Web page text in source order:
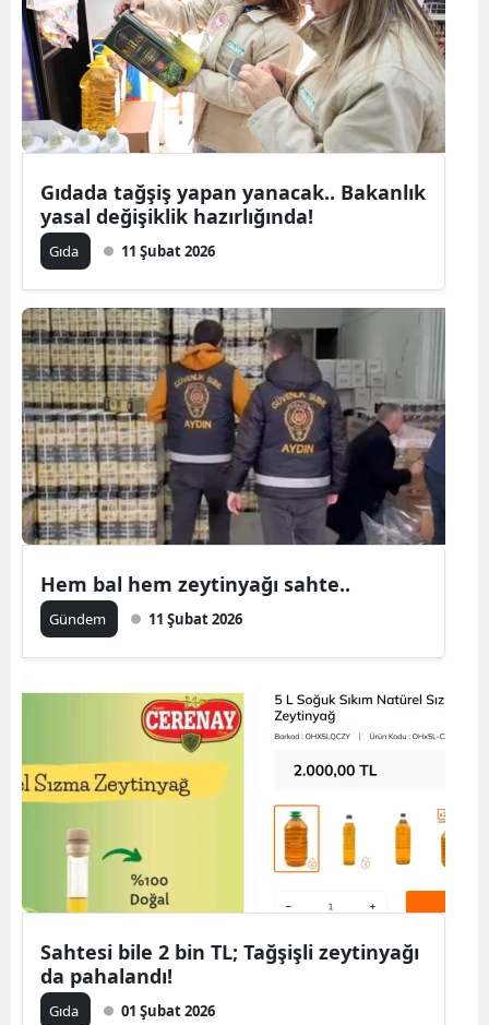
Gıdada tağşiş yapan yanacak.. Bakanlık
yasal değişiklik hazırlığında!
Gıda 11 Şubat 2026
Hem bal hem zeytinyağı sahte..
Gündem 11 Şubat 2026
Sahtesi bile 2 bin TL; Tağşişli zeytinyağı
da pahalandı!
Gıda 01 Şubat 2026